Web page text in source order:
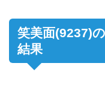
笑美面(9237)
結果